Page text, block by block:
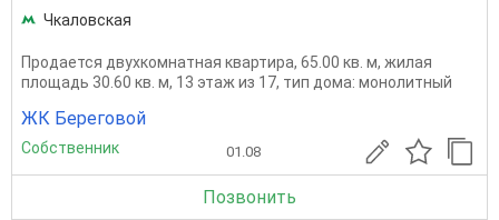
Чкаловская
Продается двухкомнатная квартира, 65.00 кв. м, жилая
площадь 30.60 кв. м, 13 этаж из 17, тип дома: монолитный
ЖК Береговой
Собственник 01.08
Позвонить